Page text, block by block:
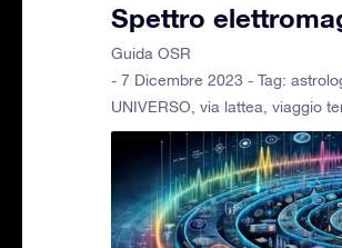
Spettro
Guida OSR
- 7 Dicembre 2023 - Tag:
UNIVERSO via lattea viaggio